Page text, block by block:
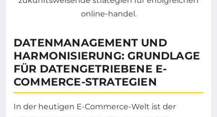
DATENMANAGEMENT UND
HARMONISIERUNG: GRUNDLAGE
FÜR DATENGETRIEBENE E-
COMMERCE-STRATEGIEN
In der heutigen E-Commerce-Welt ist der